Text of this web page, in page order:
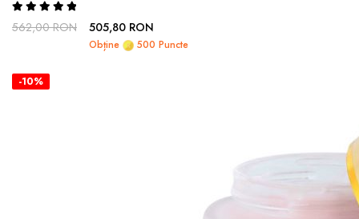
Rating:
100%
505,80 RON
Obține 500 Puncte
562,00 RON
-10%